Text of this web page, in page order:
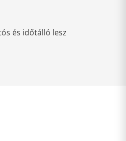
és időtálló lesz